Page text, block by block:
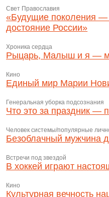
Свет Православия
«Будущие поколения —
достояние России»
Хроника сердца
Рыцарь, Малыш и я —
Кино
Единый мир Марии
Генеральная уборка подсознания
Что это за праздник —
Человек системы/популярные
Безоблачный мужчина
Встречи под звездой
В хоккей играют
Кино
Культурная вечность